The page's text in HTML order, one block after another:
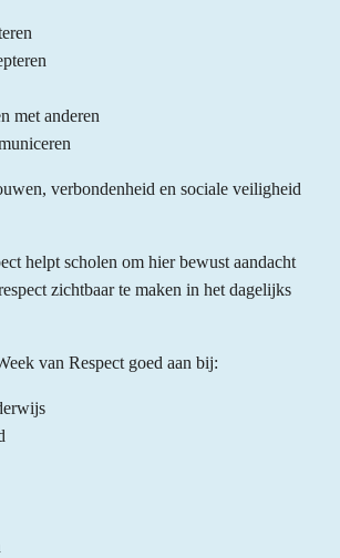
met anderen
verbondenheid en sociale veiligheid
helpt scholen om hier bewust aandacht
zichtbaar te maken in het dagelijks
van Respect goed aan bij: